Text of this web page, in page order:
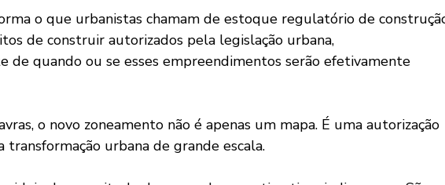
de construir autorizados pela legislação urbana,
de quando ou se esses empreendimentos serão efetivamente
transformação urbana de grande escala.